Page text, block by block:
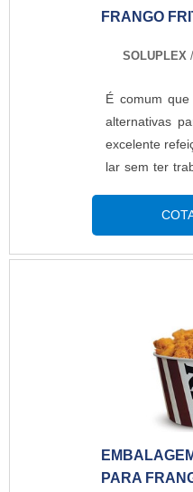
FRANGO
SOLUPLEX
É comum que
alternativas
excelente
lar sem ter
fast-foods
invistam na
frango frito
com tampa,
delivery é
PARA